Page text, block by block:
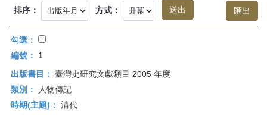
首
頁
排序： 方式：
勾選：
編號：
1
出版書目： 臺灣史研究文獻類目 2005 年度
類別：
人物傳記
時期(主題)： 清代